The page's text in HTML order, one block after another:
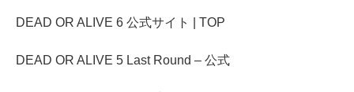
DEAD OR ALIVE 6 公式サイト | TOP
DEAD OR ALIVE 5 Last Round – 公式